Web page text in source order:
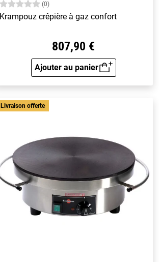
(0)
Krampouz crêpière à gaz confort
807,90 €
Ajouter au panier
Aperçu rapide
Livraison offerte